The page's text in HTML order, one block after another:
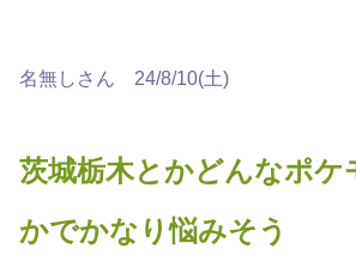
名無しさん 24/8/10(土)
茨城栃木とかどんなポケ
かでかなり悩みそう